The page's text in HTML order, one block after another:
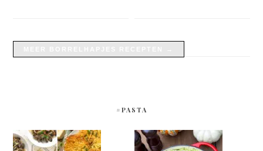
#PASTA